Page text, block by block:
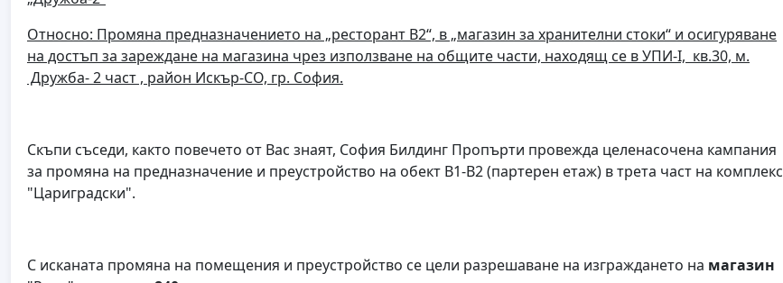
Относно: Промяна предназначението на „ресторант В2“, в „магазин за хранителни стоки“ и осигуряване
на достъп за зареждане на магазина чрез използване на общите части, находящ се в УПИ-I, кв.30, м.
Дружба- 2 част , район Искър-СО, гр. София.
Скъпи съседи, както повечето от Вас знаят, София Билдинг Пропърти провежда целенасочена кампания
за промяна на предназначение и преустройство на обект В1-В2 (партерен етаж) в трета част на комплекс
"Цариградски".
С исканата промяна на помещения и преустройство се цели разрешаване на изграждането на магазин